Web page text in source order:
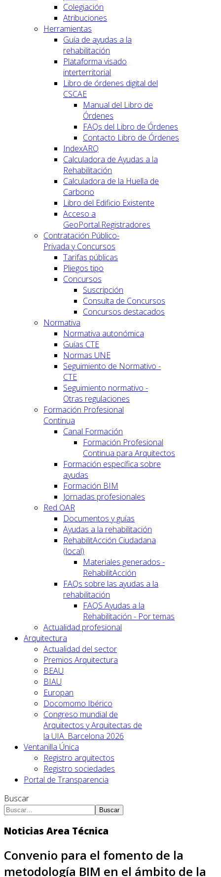
Colegiación
Atribuciones
Herramientas
Guía de ayudas a la
rehabilitación
Plataforma visado
interterritorial
Libro de órdenes digital del
CSCAE
Manual del Libro de
Órdenes
FAQs del Libro de Órdenes
Contacto Libro de Órdenes
IndexARQ
Calculadora de Ayudas a la
Rehabilitación
Calculadora de la Huella de
Carbono
Libro del Edificio Existente
Acceso a
GeoPortal.Registradores
Contratación Público-
Privada y Concursos
Tarifas públicas
Pliegos tipo
Concursos
Suscripción
Consulta de Concursos
Concursos destacados
Normativa
Normativa autonómica
Guías CTE
Normas UNE
Seguimiento de Normativo -
CTE
Seguimiento normativo -
Otras regulaciones
Formación Profesional
Continua
Canal Formación
Formación Profesional
Continua para Arquitectos
Formación específica sobre
ayudas
Formación BIM
Jornadas profesionales
Red OAR
Documentos y guías
Ayudas a la rehabilitación
RehabilitAcción Ciudadana
(local)
Materiales generados -
RehabilitAcción
FAQs sobre las ayudas a la
rehabilitación
FAQS Ayudas a la
Rehabilitación - Por temas
Actualidad profesional
Arquitectura
Actualidad del sector
Premios Arquitectura
BEAU
BIAU
Europan
Docomomo Ibérico
Congreso mundial de
Arquitectos y Arquitectas de
la UIA. Barcelona 2026
Ventanilla Única
Registro arquitectos
Registro sociedades
Portal de Transparencia
Buscar
Buscar
Noticias Area Técnica
Convenio para el fomento de la
metodología BIM en el ámbito de la